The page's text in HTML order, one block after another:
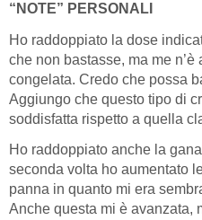
“NOTE” PERSONALI
Ho raddoppiato la dose
che non bastasse, ma me
congelata. Credo che possa
Aggiungo che questo tipo di
soddisfatta rispetto a quella
Ho raddoppiato anche la
seconda volta ho aumentato
panna in quanto mi era
Anche questa mi è avanzata,